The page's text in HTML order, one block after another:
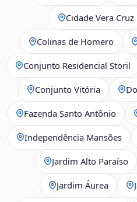
Cidade Vera Cruz
Colinas de Homero
Conjunto Residencial Storil
Conjunto Vitória
Fazenda Santo Antônio
Independência Mansões
Jardim Alto Paraíso
Jardim Áurea